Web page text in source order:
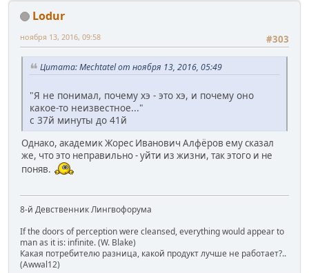
Lodur
#303
ноября 13, 2016, 09:58
Цитата: Mechtatel от ноября 13, 2016, 05:49
"Я не понимал, почему хэ - это хэ, и почему оно
какое-то неизвестное..."
с 37й минуты до 41й
Однако, академик Жорес Иванович Алфёров ему сказал
же, что это неправильно - уйти из жизни, так этого и не
поняв.
8-й Девственник Лингвофорума
If the doors of perception were cleansed, everything would appear to
man as it is: infinite. (W. Blake)
Какая потребителю разница, какой продукт лучше не работает?..
(Awwal12)